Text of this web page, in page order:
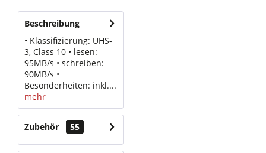
Beschreibung
• Klassifizierung: UHS-
3, Class 10 • lesen:
95MB/s • schreiben:
90MB/s •
Besonderheiten: inkl....
mehr
Zubehör 55